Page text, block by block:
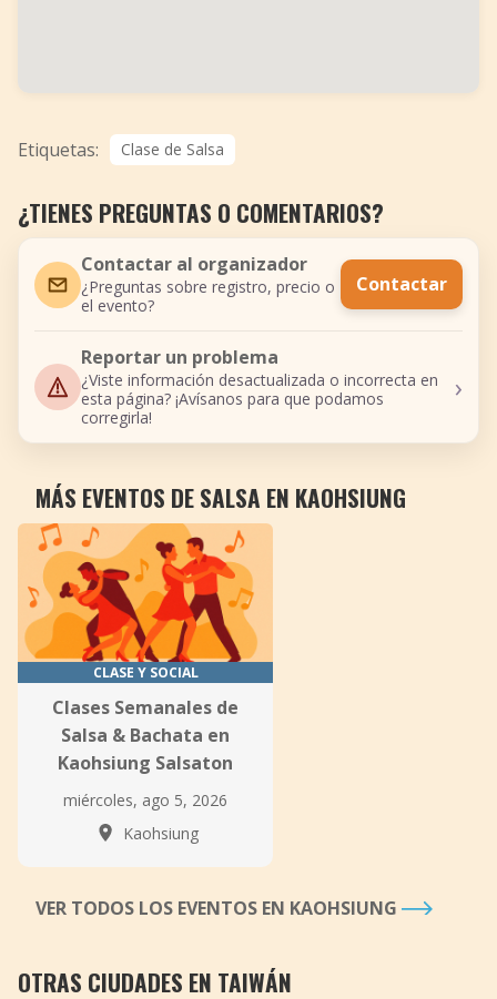
Etiquetas: Clase de Salsa
¿TIENES PREGUNTAS O COMENTARIOS?
Contactar al organizador
¿Preguntas sobre registro, precio o
el evento?
Contactar
Reportar un problema
¿Viste información desactualizada o incorrecta en
esta página? ¡Avísanos para que podamos
corregirla!
›
MÁS EVENTOS DE SALSA EN KAOHSIUNG
CLASE Y SOCIAL
Clases Semanales de
Salsa & Bachata en
Kaohsiung Salsaton
miércoles, ago 5, 2026
Kaohsiung
VER TODOS LOS EVENTOS EN KAOHSIUNG
OTRAS CIUDADES EN TAIWÁN